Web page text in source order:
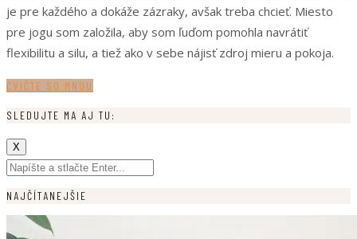
je pre každého a dokáže zázraky, avšak treba chcieť. Miesto
pre jogu som založila, aby som ľuďom pomohla navrátiť
flexibilitu a silu, a tiež ako v sebe nájisť zdroj mieru a pokoja.
CVIČTE SO MNOU
SLEDUJTE MA AJ TU:
X
NAJČÍTANEJŠIE